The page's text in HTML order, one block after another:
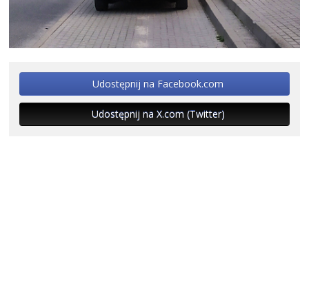
Udostępnij na Facebook.com
Udostępnij na X.com (Twitter)